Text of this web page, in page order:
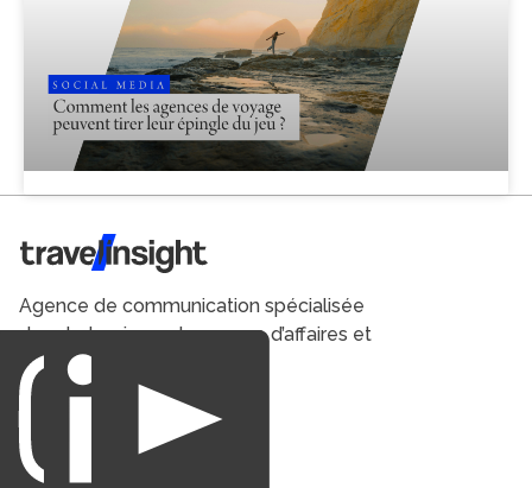
Travel Insight
Agence de communication spécialisée
dans le tourisme du voyage d’affaires et
du loisirs.